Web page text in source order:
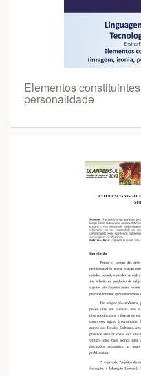
Elementos
personalidade